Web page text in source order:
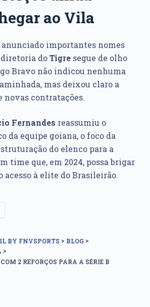
ao Vila
anunciado importantes nomes
diretoria doTigre segue de olho
Bravo não indicou nenhuma
mas deixou claro a
novas contratações.
Fernandes reassumiu o
da equipe goiana, o foco da
do elenco para a
time que, em 2024, possa brigar
acesso à elite do Brasileirão.
BY FNVSPORTS > BLOG >
>
2 REFORÇOS PARA A SÉRIE B